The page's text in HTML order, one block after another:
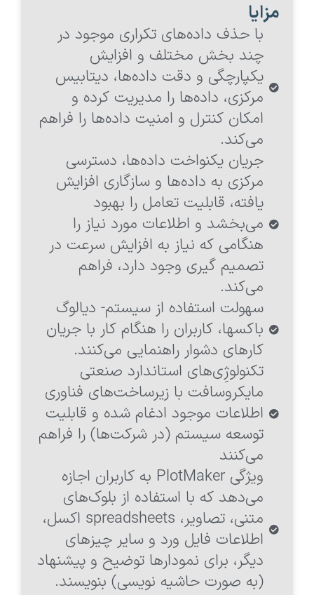
مزایا
با حذف داده‌های تکراری موجود در
چند بخش مختلف و افزایش
یکپارچگی و دقت داده‌ها، دیتابیس
مرکزی، داده‌ها را مدیریت کرده و
امکان کنترل و امنیت داده‌ها را فراهم
می‌کند.
جریان یکنواخت داده‌ها، دسترسی
مرکزی به داده‌ها و سازگاری افزایش
یافته، قابلیت تعامل را بهبود
می‌بخشد و اطلاعات مورد نیاز را
هنگامی که نیاز به افزایش سرعت در
تصمیم گیری وجود دارد، فراهم
می‌کند.
سهولت استفاده از سیستم- دیالوگ
باکس‎ها، کاربران را هنگام کار با جریان
کار‌های دشوار راهنمایی می‌کنند.
تکنولوژِ‎ی‌های استاندارد صنعتی
مایکروسافت با زیرساخت‌های فناوری
اطلاعات موجود ادغام شده و قابلیت
توسعه سیستم (در شرکت‌ها) را فراهم
می‌کنند
ویژگی PlotMaker به کاربران اجازه
می‌دهد که با استفاده از بلوک‌های
متنی، تصاویر، spreadsheets اکسل،
اطلاعات فایل ورد و سایر چیزهای
دیگر، برای نمودارها توضیح و پیشنهاد
(به صورت حاشیه نویسی) بنویسند.